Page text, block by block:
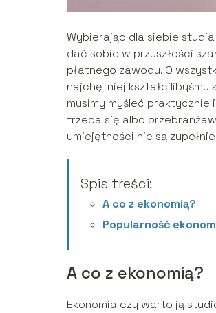
Wybierając dla siebie
dać sobie w przyszłości
płatnego zawodu. O
najchętniej kształcilibyśmy
musimy myśleć
trzeba się albo
umiejętności nie są
Spis treści:
A co z ekonomią?
Popularność
A co z ekonomią?
Ekonomia czy warto ją